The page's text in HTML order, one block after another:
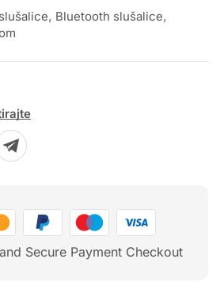
, Bluetooth slušalice,
Secure Payment Checkout